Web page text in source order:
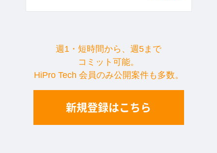
週1・短時間から、週5まで
コミット可能。
HiPro Tech 会員のみ公開案件も多数。
新規登録はこちら